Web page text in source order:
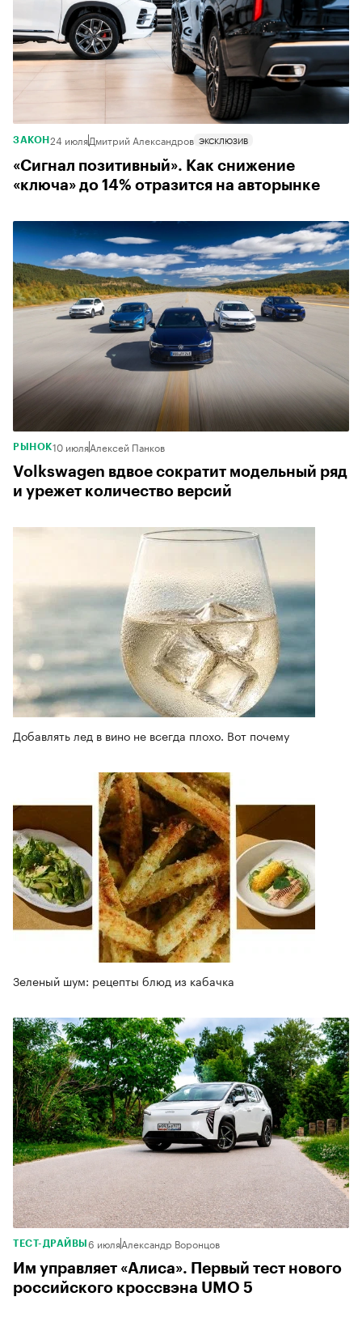
ЗАКОН 24 июляДмитрий Александров ЭКСКЛЮЗИВ
«Сигнал позитивный». Как снижение
«ключа» до 14% отразится на авторынке
РЫНОК10 июляАлексей Панков
Volkswagen вдвое сократит модельный ряд
и урежет количество версий
Добавлять лед в вино не всегда плохо. Вот почему
Зеленый шум: рецепты блюд из кабачка
ТЕСТ-ДРАЙВЫ 6 июляАлександр Воронцов
Им управляет «Алиса». Первый тест нового
российского кроссвэна UMO 5